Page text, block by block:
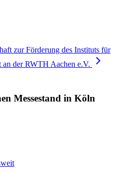
zur Förderung des Instituts für
an der RWTH Aachen e.V.
Messestand in Köln